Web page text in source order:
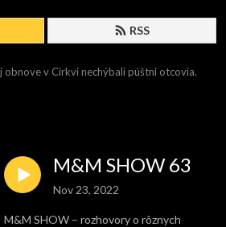
RSS
obnove v Cirkvi nechýbali púštni otcovia.
M&M SHOW 63
Nov 23, 2022
M&M SHOW – rozhovory o rôznych